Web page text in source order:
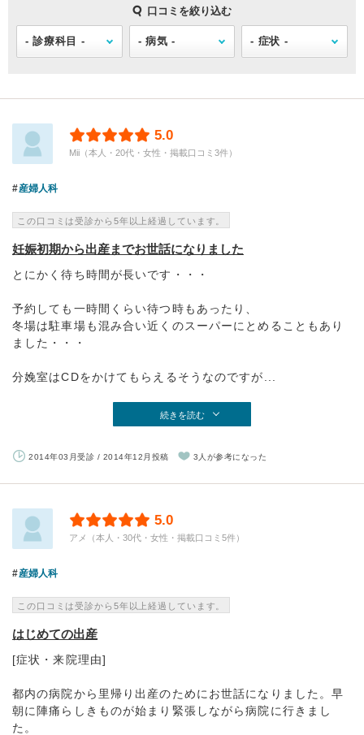
口コミを絞り込む
5.0
Mii（本人・20代・女性・掲載口コミ3件）
産婦人科
この口コミは受診から5年以上経過しています。
妊娠初期から出産までお世話になりました
とにかく待ち時間が長いです・・・
予約しても一時間くらい待つ時もあったり、
冬場は駐車場も混み合い近くのスーパーにとめることもあり
ました・・・
分娩室はCDをかけてもらえるそうなのですが...
続きを読む
2014年03月受診 / 2014年12月投稿 3人が参考になった
5.0
アメ（本人・30代・女性・掲載口コミ5件）
産婦人科
この口コミは受診から5年以上経過しています。
はじめての出産
[症状・来院理由]
都内の病院から里帰り出産のためにお世話になりました。早
朝に陣痛らしきものが始まり緊張しながら病院に行きまし
た。